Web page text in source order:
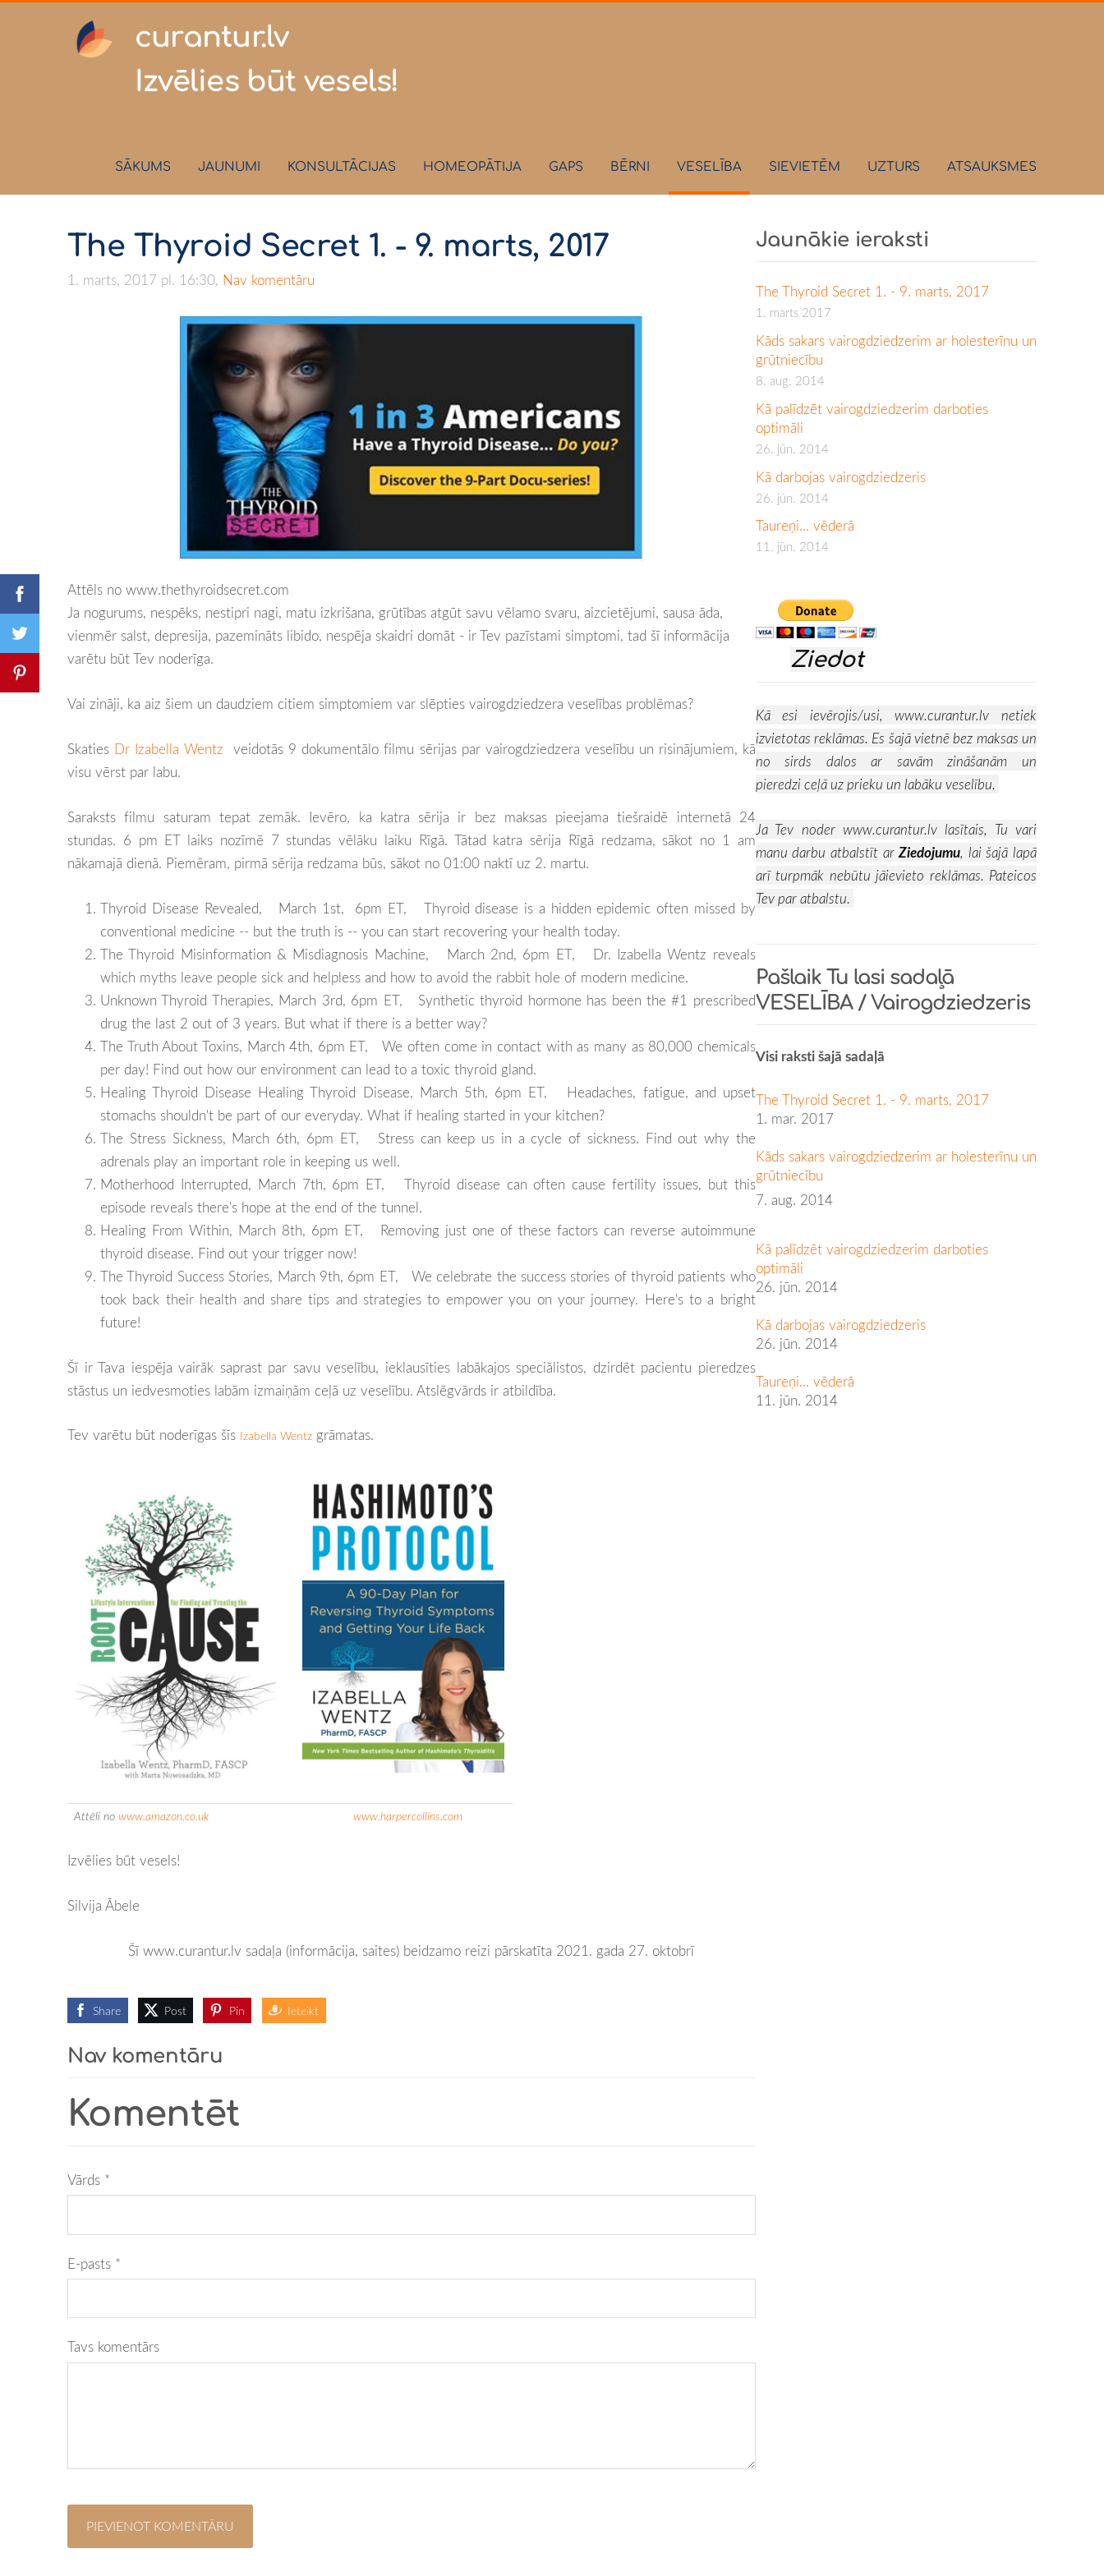
curantur.lv
Izvēlies būt vesels!
SĀKUMS JAUNUMI KONSULTĀCIJAS HOMEOPĀTIJA GAPS BĒRNI VESELĪBA SIEVIETĒM UZTURS ATSAUKSMES
Jaunākie ieraksti
The Thyroid Secret 1. - 9. marts, 2017
1. marts 2017
Kāds sakars vairogdziedzerim ar holesterīnu un
grūtniecību
8. aug. 2014
Kā palīdzēt vairogdziedzerim darboties
optimāli
26. jūn. 2014
Kā darbojas vairogdziedzeris
26. jūn. 2014
Taureņi... vēderā
11. jūn. 2014
Ziedot
Kā esi ievērojis/usi, www.curantur.lv
netiek
izvietotas reklāmas. Es šajā vietnē bez maksas un
no sirds dalos ar savām zināšanām un
pieredzi ceļā uz prieku un labāku veselību.
Ja Tev noder www.curantur.lvlasītais, Tu vari
manu darbu atbalstīt ar Ziedojumu, lai šajā lapā
arī turpmāk nebūtu jāievieto reklāmas. Pateicos
Tev par atbalstu.
Pašlaik Tu lasi sadaļā
VESELĪBA / Vairogdziedzeris
Visi raksti šajā sadaļā
The Thyroid Secret 1. - 9. marts, 2017
1. mar. 2017
Kāds sakars vairogdziedzerim ar holesterīnu un
grūtniecību
7. aug. 2014
Kā palīdzēt vairogdziedzerim darboties
optimāli
26. jūn. 2014
Kā darbojas vairogdziedzeris
26. jūn. 2014
Taureņi... vēderā
11. jūn. 2014
The Thyroid Secret 1. - 9. marts, 2017
1. marts, 2017 pl. 16:30, Nav komentāru
Attēls no www.thethyroidsecret.com
Ja nogurums, nespēks, nestipri nagi, matu izkrišana, grūtības atgūt savu vēlamo svaru, aizcietējumi, sausa āda,
vienmēr salst, depresija, pazemināts libido, nespēja skaidri domāt - ir Tev pazīstami simptomi, tad šī informācija
varētu būt Tev noderīga.
Vai zināji, ka aiz šiem un daudziem citiem simptomiem var slēpties vairogdziedzera veselības problēmas?
Skaties Dr Izabella Wentz veidotās 9 dokumentālo filmu sērijas par vairogdziedzera veselību un risinājumiem, kā
visu vērst par labu.
Saraksts filmu saturam tepat zemāk. Ievēro, ka katra sērija ir bez maksas pieejama tiešraidē internetā 24
stundas. 6 pm ET laiks nozīmē 7 stundas vēlāku laiku Rīgā. Tātad katra sērija Rīgā redzama, sākot no 1 am
nākamajā dienā. Piemēram, pirmā sērija redzama būs, sākot no 01:00 naktī uz 2. martu.
Thyroid Disease Revealed, March 1st, 6pm ET, Thyroid disease is a hidden epidemic often missed by
conventional medicine -- but the truth is -- you can start recovering your health today.
The Thyroid Misinformation & Misdiagnosis Machine, March 2nd, 6pm ET, Dr. Izabella Wentz reveals
which myths leave people sick and helpless and how to avoid the rabbit hole of modern medicine.
Unknown Thyroid Therapies, March 3rd, 6pm ET, Synthetic thyroid hormone has been the #1 prescribed
drug the last 2 out of 3 years. But what if there is a better way?
The Truth About Toxins, March 4th, 6pm ET, We often come in contact with as many as 80,000 chemicals
per day! Find out how our environment can lead to a toxic thyroid gland.
Healing Thyroid Disease Healing Thyroid Disease, March 5th, 6pm ET, Headaches, fatigue, and upset
stomachs shouldn't be part of our everyday. What if healing started in your kitchen?
The Stress Sickness, March 6th, 6pm ET, Stress can keep us in a cycle of sickness. Find out why the
adrenals play an important role in keeping us well.
Motherhood Interrupted, March 7th, 6pm ET, Thyroid disease can often cause fertility issues, but this
episode reveals there's hope at the end of the tunnel.
Healing From Within, March 8th, 6pm ET, Removing just one of these factors can reverse autoimmune
thyroid disease. Find out your trigger now!
The Thyroid Success Stories, March 9th, 6pm ET, We celebrate the success stories of thyroid patients who
took back their health and share tips and strategies to empower you on your journey. Here's to a bright
future!
Šī ir Tava iespēja vairāk saprast par savu veselību, ieklausīties labākajos speciālistos, dzirdēt pacientu pieredzes
stāstus un iedvesmoties labām izmaiņām ceļā uz veselību. Atslēgvārds ir atbildība.
Tev varētu būt noderīgas šīs Izabella Wentz grāmatas.
Attēli no www.amazon.co.uk www.harpercollins.com
Izvēlies būt vesels!
Silvija Ābele
Šī www.curantur.lv sadaļa (informācija, saites) beidzamo reizi pārskatīta 2021. gada 27. oktobrī
Share Post Pin Ieteikt
Nav komentāru
Komentēt
Vārds *
E-pasts *
Tavs komentārs